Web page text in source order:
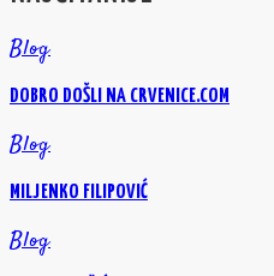
Blog
DOBRO DOŠLI NA CRVENICE.COM
Blog
MILJENKO FILIPOVIĆ
Blog